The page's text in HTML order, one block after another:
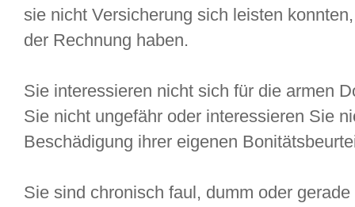
sie nicht Versicherung sich leisten
der Rechnung haben.
Sie interessieren nicht sich für die armen
Sie nicht ungefähr oder interessieren Sie
Beschädigung ihrer eigenen
Sie sind chronisch faul, dumm oder